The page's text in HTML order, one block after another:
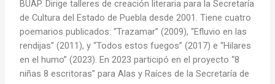
BUAP. Dirige talleres de creación literaria para la Secretaría
de Cultura del Estado de Puebla desde 2001. Tiene cuatro
poemarios publicados: “Trazamar” (2009), “Efluvio en las
rendijas” (2011), y “Todos estos fuegos” (2017) e “Hilares
en el humo” (2023). En 2023 participó en el proyecto “8
niñas 8 escritoras” para Alas y Raíces de la Secretaría de